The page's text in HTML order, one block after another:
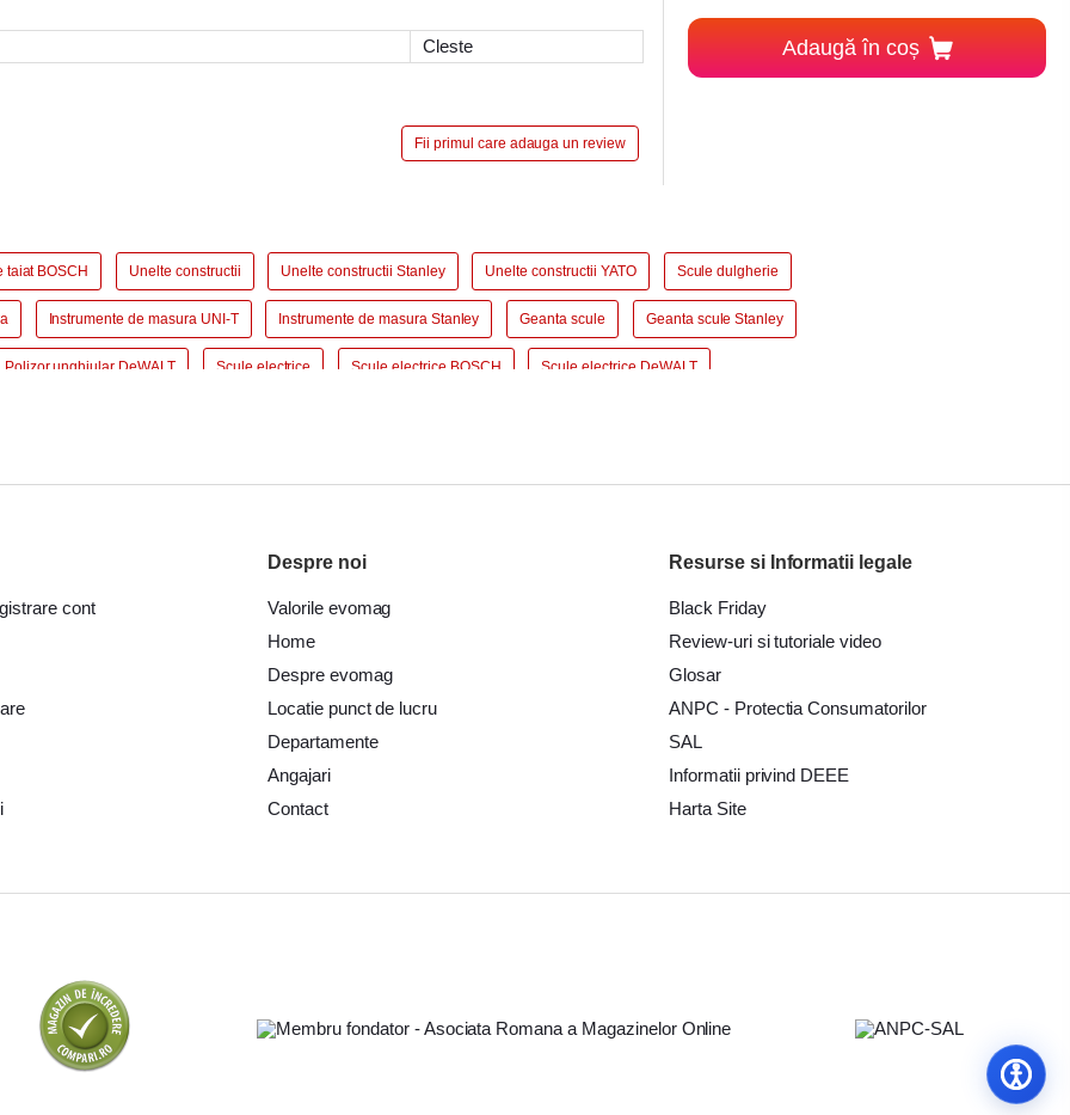
Adaugă în coș
Cleste
Fii primul care adauga un review
taiat BOSCH Unelte constructii Unelte constructii Stanley Unelte constructii YATO Scule dulgherie
Instrumente de masura UNI-T Instrumente de masura Stanley Geanta scule Geanta scule Stanley
Polizor unghiular DeWALT Scule electrice Scule electrice BOSCH Scule electrice DeWALT
Rindea electrica Makita Suflanta aer cald YATO
compactoare & Ciocan demolator BOSCH Placi compactoare & Ciocan demolator Makita Accesorii scule electrice
de protectie YATO Bricolaj OEM Bricolaj Cynel
cont
Despre noi
Valorile evomag
Home
Despre evomag
Locatie punct de lucru
Departamente
Angajari
Contact
Resurse si Informatii legale
Black Friday
Review-uri si tutoriale video
Glosar
ANPC - Protectia Consumatorilor
SAL
Informatii privind DEEE
Harta Site